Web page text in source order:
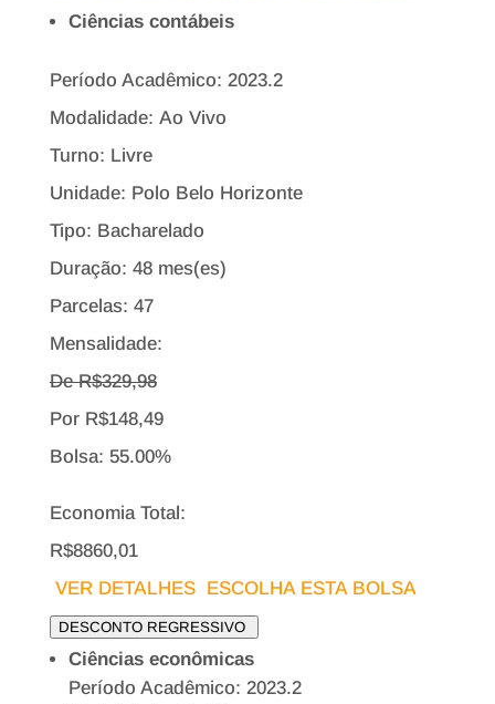
Ciências contábeis
Período Acadêmico: 2023.2
Modalidade: Ao Vivo
Turno: Livre
Unidade: Polo Belo Horizonte
Tipo: Bacharelado
Duração: 48 mes(es)
Parcelas: 47
Mensalidade:
De R$329,98
Por R$148,49
Bolsa: 55.00%
Economia Total:
R$8860,01
VER DETALHES ESCOLHA ESTA BOLSA
DESCONTO REGRESSIVO
Ciências econômicas
Período Acadêmico: 2023.2